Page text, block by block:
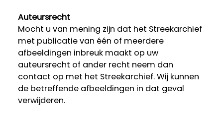
Auteursrecht
Mocht u van mening zijn dat het Streekarchief
met publicatie van één of meerdere
afbeeldingen inbreuk maakt op uw
auteursrecht of ander recht neem dan
contact op met het Streekarchief. Wij kunnen
de betreffende afbeeldingen in dat geval
verwijderen.